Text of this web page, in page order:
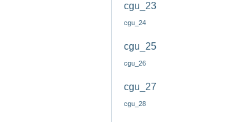
cgu_23
cgu_24
cgu_25
cgu_26
cgu_27
cgu_28